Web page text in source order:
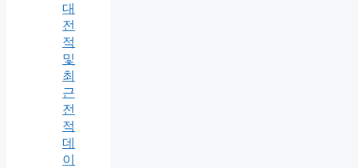
대
전
적
및
최
근
전
적
데
이